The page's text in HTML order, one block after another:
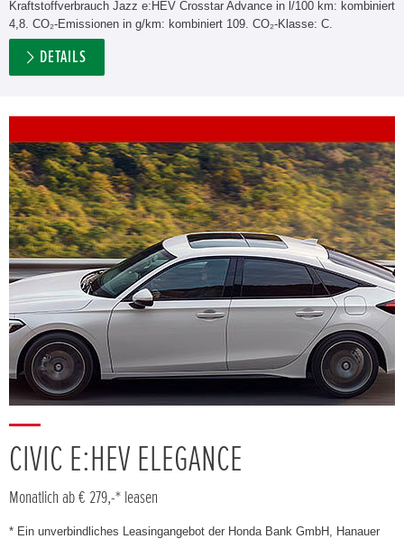
Kraftstoffverbrauch Jazz e:HEV Crosstar Advance in l/100 km: kombiniert
4,8. CO₂-Emissionen in g/km: kombiniert 109. CO₂-Klasse: C.
DETAILS
CIVIC E:HEV ELEGANCE
Monatlich ab € 279,-* leasen
* Ein unverbindliches Leasingangebot der Honda Bank GmbH, Hanauer